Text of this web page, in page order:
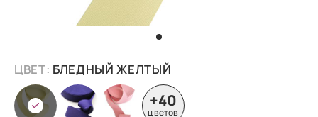
ЦВЕТ: БЛЕДНЫЙ ЖЕЛТЫЙ
+40
цветов